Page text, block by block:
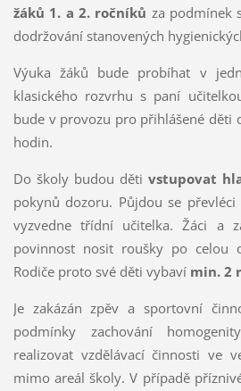
žáků 1. a 2. ročníků za podmínek
dodržování stanovených
Výuka žáků bude probíhat v
klasického rozvrhu s paní
bude v provozu pro přihlášené děti
hodin.
Do školy budou dětivstupovat
pokynů dozoru. Půjdou se
vyzvedne třídní učitelka. Žáci a
povinnost nosit roušky po celou
Rodiče proto své děti vybaví min. 2
Je zakázán zpěv a sportovní
podmínky zachování
realizovat vzdělávací činnosti ve
mimo areál školy. V případě